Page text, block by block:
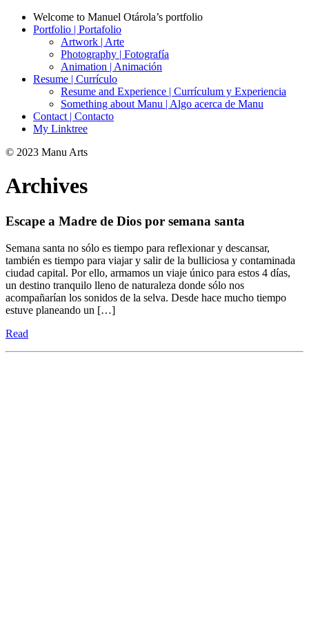
Welcome to Manuel Otárola’s portfolio
Portfolio | Portafolio
Artwork | Arte
Photography | Fotografía
Animation | Animación
Resume | Currículo
Resume and Experience | Currículum y Experiencia
Something about Manu | Algo acerca de Manu
Contact | Contacto
My Linktree
© 2023 Manu Arts
Archives
Escape a Madre de Dios por semana santa
Semana santa no sólo es tiempo para reflexionar y descansar,
también es tiempo para viajar y salir de la bulliciosa y contaminada
ciudad capital. Por ello, armamos un viaje único para estos 4 días,
un destino tranquilo lleno de naturaleza donde sólo nos
acompañarían los sonidos de la selva. Desde hace mucho tiempo
estuve planeando un […]
Read